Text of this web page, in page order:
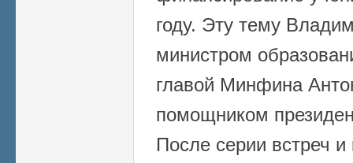
году. Эту тему
министром
главой Минфина
помощником
После серии встреч и